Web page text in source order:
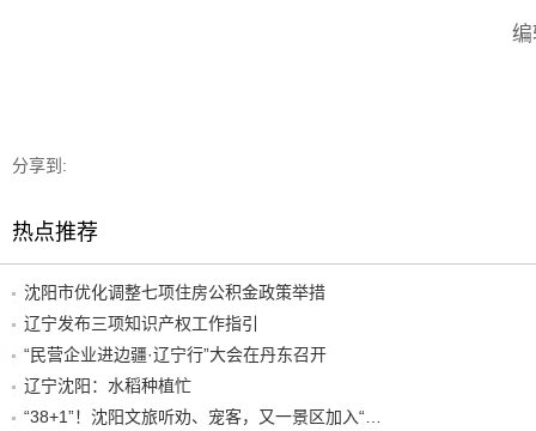
分享到:
热点推荐
沈阳市优化调整七项住房公积金政策举措
辽宁发布三项知识产权工作指引
“民营企业进边疆·辽宁行”大会在丹东召开
辽宁沈阳：水稻种植忙